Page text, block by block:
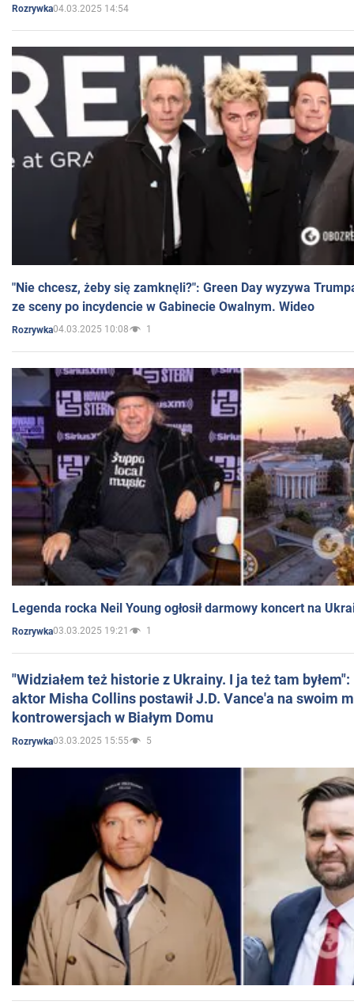
Rozrywka04.03.2025 14:54
"Nie chcesz, żeby się zamknęli?": Green Day wyzywa
ze sceny po incydencie w Gabinecie Owalnym. Wideo
Rozrywka04.03.2025 10:08 1
Legenda rocka Neil Young ogłosił darmowy koncert na
Rozrywka03.03.2025 19:21 1
"Widziałem też historie z Ukrainy. I ja też tam
aktor Misha Collins postawił J.D. Vance'a na swoim
kontrowersjach w Białym Domu
Rozrywka03.03.2025 15:55 5